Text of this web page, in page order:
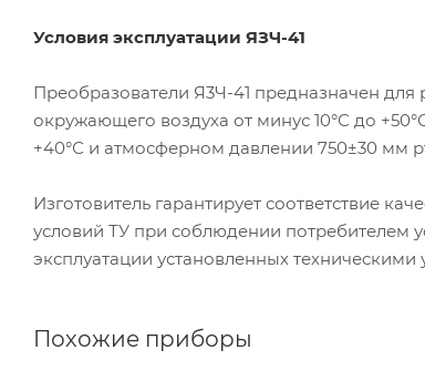
Условия эксплуатации ЯЗЧ-41
Преобразователи Я3Ч-41 предназначен для
окружающего воздуха от минус 10°С до
+40°С и атмосферном давлении 750±30 мм
Изготовитель гарантирует соответствие
условий ТУ при соблюдении потребителем
эксплуатации установленных
Похожие приборы